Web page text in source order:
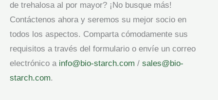
de trehalosa al por mayor? ¡No busque más!
Contáctenos ahora y seremos su mejor socio en
todos los aspectos. Comparta cómodamente sus
requisitos a través del formulario o envíe un correo
electrónico a info@bio-starch.com / sales@bio-
starch.com.